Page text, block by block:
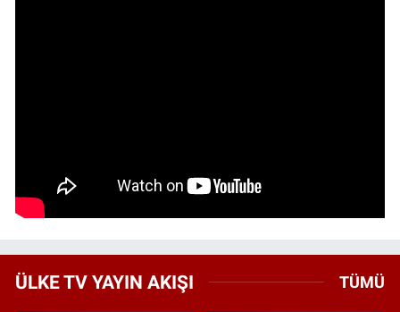
ÜLKE TV YAYIN AKIŞI TÜMÜ